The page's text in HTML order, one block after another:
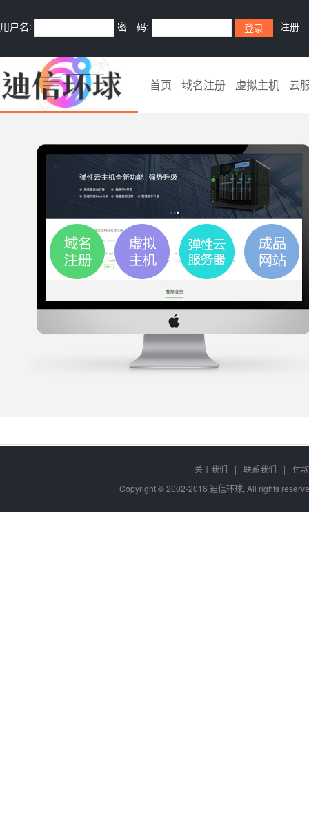
用户名: 密 码: 注册
首页 域名注册 虚拟主机 云
关于我们 | 联系我们 |
付
Copyright © 2002-2016 迪信环球, All rights